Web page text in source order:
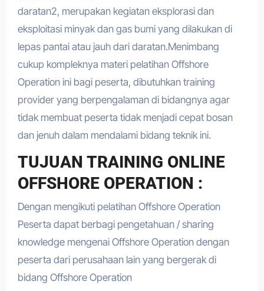
daratan2, merupakan kegiatan eksplorasi dan
eksploitasi minyak dan gas bumi yang dilakukan di
lepas pantai atau jauh dari daratan.Menimbang
cukup kompleknya materi pelatihan Offshore
Operation ini bagi peserta, dibutuhkan training
provider yang berpengalaman di bidangnya agar
tidak membuat peserta tidak menjadi cepat bosan
dan jenuh dalam mendalami bidang teknik ini.
TUJUAN TRAINING ONLINE
OFFSHORE OPERATION :
Dengan mengikuti pelatihan Offshore Operation
Peserta dapat berbagi pengetahuan / sharing
knowledge mengenai Offshore Operation dengan
peserta dari perusahaan lain yang bergerak di
bidang Offshore Operation